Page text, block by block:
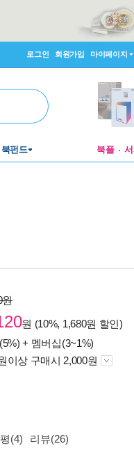
로그인 회원가입 마이페이지
북펀드 북플
원
원 (10%, 1,680원 할인)
+ 멤버십(3~1%)
이상 구매시 2,000원
(4) 리뷰(26)